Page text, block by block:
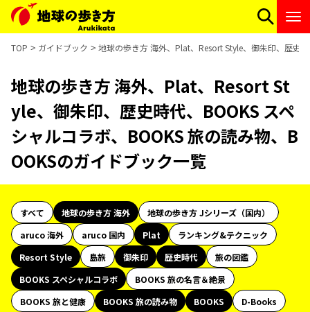
TOP ガイドブック 地球の歩き方 海外、Plat、Resort Style、御朱印、歴史
地球の歩き方 海外、Plat、Resort St
yle、御朱印、歴史時代、BOOKS スペ
シャルコラボ、BOOKS 旅の読み物、B
OOKSのガイドブック一覧
すべて 地球の歩き方 海外
地球の歩き方 Jシリーズ（国内）
aruco 海外
aruco 国内 Plat
ランキング&テクニック
Resort Style
島旅 御朱印 歴史時代
旅の図鑑
BOOKS スペシャルコラボ
BOOKS 旅の名言＆絶景
BOOKS 旅と健康
BOOKS 旅の読み物 BOOKS
D-Books